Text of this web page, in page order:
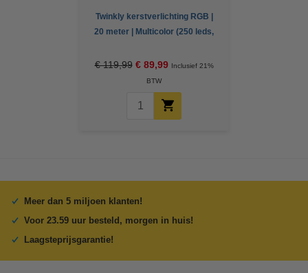
Twinkly kerstverlichting RGB |
20 meter | Multicolor (250 leds,
€ 119,99 € 89,99 Inclusief 21%
BTW
Meer dan 5 miljoen klanten!
Voor 23.59 uur besteld, morgen in huis!
Laagsteprijsgarantie!